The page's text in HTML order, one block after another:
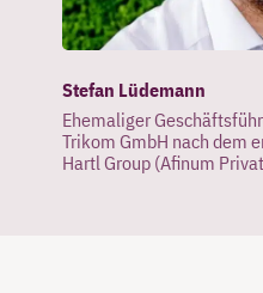
Stefan Lüdemann
Ehemaliger
Trikom GmbH nach dem
Hartl Group (Afinum